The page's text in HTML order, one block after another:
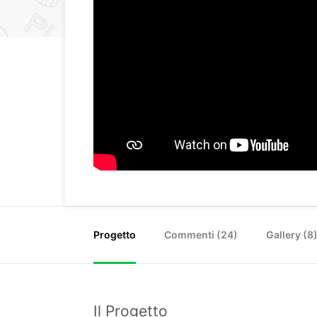
Progetto Commenti (24) Gallery (8)
Il Progetto